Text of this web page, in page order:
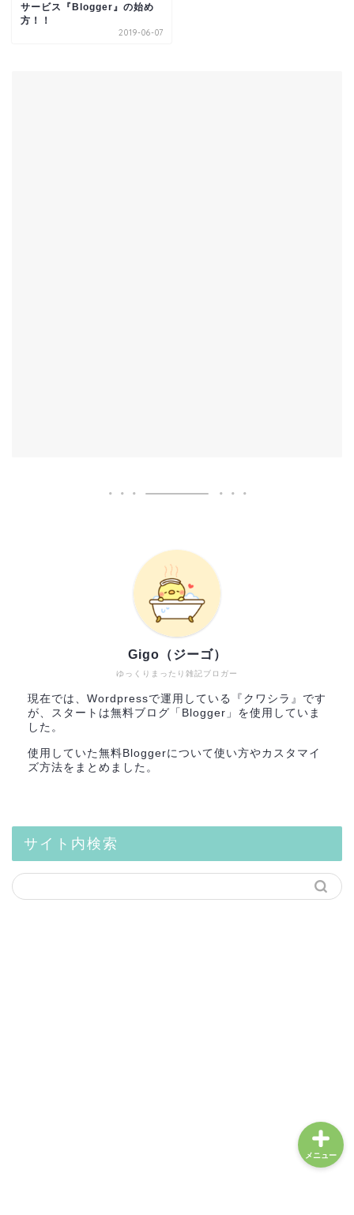
サービス『Blogger』の始め
方！！
2019-06-07
ゆっくりまったり雑記ブロガー
Gigo（ジーゴ）
現在では、Wordpressで運用している『クワシラ』です
が、スタートは無料ブログ「Blogger」を使用していま
した。
使用していた無料Bloggerについて使い方やカスタマイ
ズ方法をまとめました。
サイト内検索
メニュー